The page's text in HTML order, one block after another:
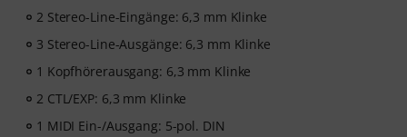
2 Stereo-Line-Eingänge: 6,3 mm Klinke
3 Stereo-Line-Ausgänge: 6,3 mm Klinke
1 Kopfhörerausgang: 6,3 mm Klinke
2 CTL/EXP: 6,3 mm Klinke
1 MIDI Ein-/Ausgang: 5-pol. DIN